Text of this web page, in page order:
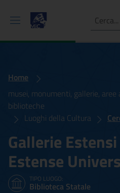
Ricerca
Home
musei, monumenti, gallerie, aree
biblioteche
Luoghi della Cultura
Gallerie
Estense
TIPO LUOGO:
Biblioteca Statale